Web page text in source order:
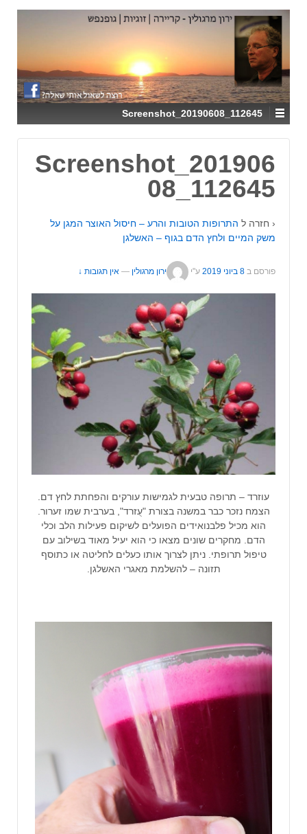
↓
SKIP
TO
MAIN
CONTENT
Screenshot_20190608_112645
Screenshot_201906
08_112645
‹ חזרה ל התרופות הטובות והרע – חיסול האוצר המגן על
משק המיים ולחץ הדם בגוף – האשלגן
פורסם ב 8 ביוני 2019 ע"י ירון מרגולין — אין תגובות ↓
עוזרד – תרופה טבעית לגמישות עורקים והפחתת לחץ דם.
הצמח נזכר כבר במשנה בצורת "עֻזרד", בערבית שמו זערור.
הוא מכיל פלבנואידים הפועלים לשיקום פעילות הלב וכלי
הדם. מחקרים שונים מצאו כי הוא יעיל מאוד בשילוב עם
טיפול תרופתי. ניתן לצרוך אותו כעלים לחליטה או כתוסף
תזונה – להשלמת מאגרי האשלגן.